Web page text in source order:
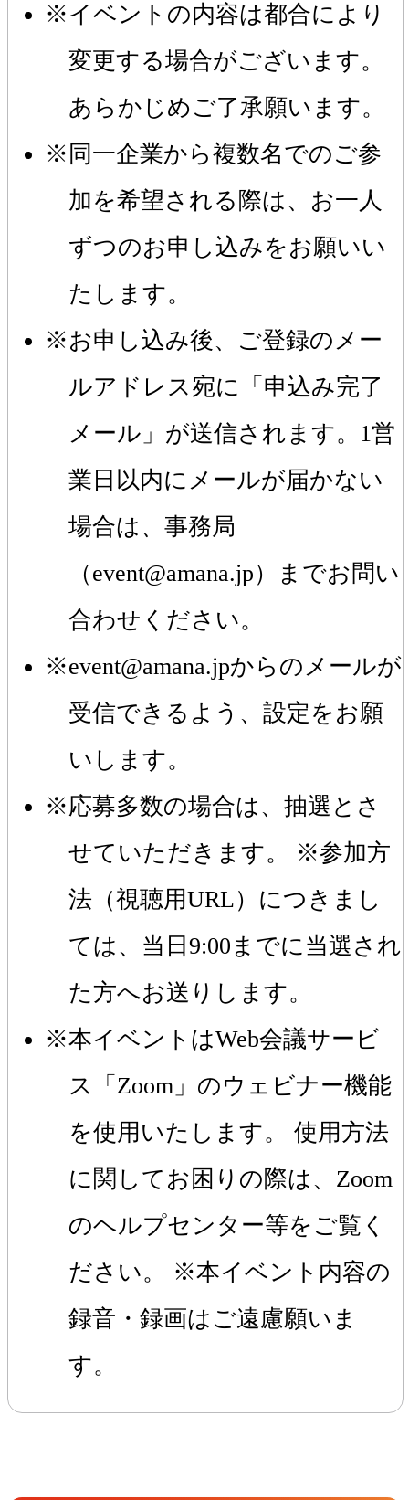
イベントの内容は都合により
変更する場合がございます。
あらかじめご了承願います。
同一企業から複数名でのご参
加を希望される際は、お一人
ずつのお申し込みをお願いい
たします。
お申し込み後、ご登録のメー
ルアドレス宛に「申込み完了
メール」が送信されます。1営
業日以内にメールが届かない
場合は、事務局
（event@amana.jp）までお問い
合わせください。
event@amana.jpからのメールが
受信できるよう、設定をお願
いします。
応募多数の場合は、抽選とさ
せていただきます。 ※参加方
法（視聴用URL）につきまし
ては、当日9:00までに当選され
た方へお送りします。
本イベントはWeb会議サービ
ス「Zoom」のウェビナー機能
を使用いたします。 使用方法
に関してお困りの際は、Zoom
のヘルプセンター等をご覧く
ださい。 ※本イベント内容の
録音・録画はご遠慮願いま
す。